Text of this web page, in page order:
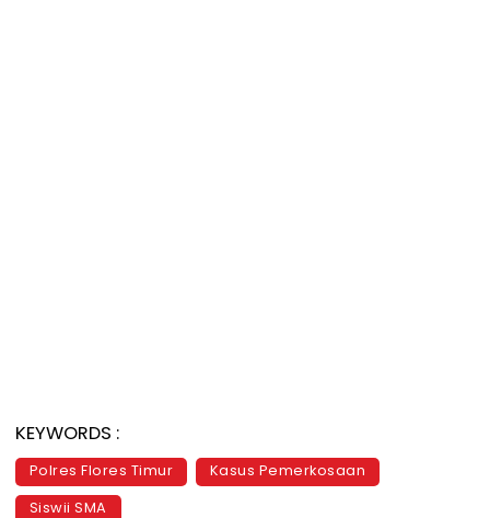
KEYWORDS :
Polres Flores Timur Kasus Pemerkosaan
Siswii SMA